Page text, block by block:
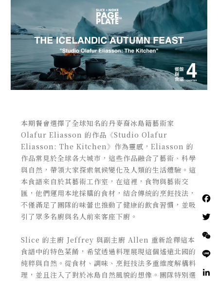
本期餐會選擇了全球知名的丹麥裔冰島籍藝術家
Olafur Eliasson 的作品《Studio Olafur
Eliasson: The Kitchen》作為靈感，Eliasson 的
作品常見於全球各大城市，這些作品融合了藝術、科學
與自然，帶領大家探索氣候變化及人類的生活體驗。這
本食譜來自於其藝術工作室，在這裡，食物與藝術交
匯，他們運用本地採購的食材，結合傳統的烹飪技法，
不僅滿足了團隊的味蕾也推動了健康的飲食習慣，並吸
引了眾多名廚與名人前來客座下廚。
Slice 的主廚 Jeffrey 與副主廚 Allen 重新詮釋這本
食譜中的特色菜餚，希望透過料理展現這個遙遠北國的
純粹與自然。從食材、調味、烹飪技法多重維度解構料
理，並且注入了對於冰島自然風貌的想像。團隊特別選